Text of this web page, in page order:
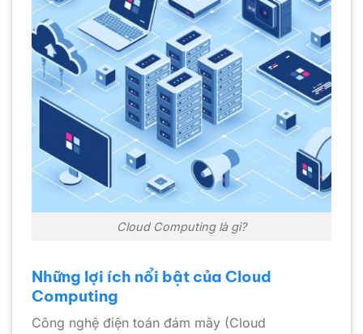
Cloud Computing là gì?
Những lợi ích nổi bật của Cloud
Computing
Công nghệ điện toán đám mây (Cloud